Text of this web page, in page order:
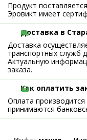
Продукт
Эровикт имеет
Доставка в
Доставка
транспортных служб
Актуальную
заказа.
Как оплатить
Оплата производится
принимаются